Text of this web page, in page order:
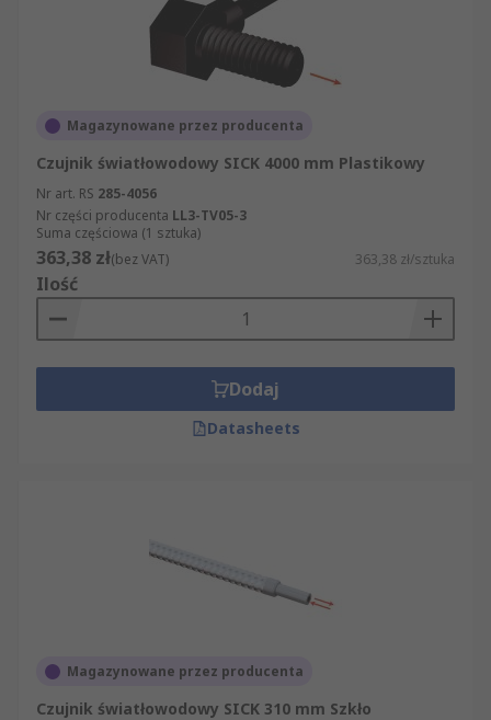
Magazynowane przez producenta
Czujnik światłowodowy SICK 4000 mm Plastikowy
Nr art. RS 285-4056
Nr części producenta LL3-TV05-3
Suma częściowa (1 sztuka)
363,38 zł(bez VAT) 363,38 zł/sztuka
Ilość
Dodaj
Datasheets
Magazynowane przez producenta
Czujnik światłowodowy SICK 310 mm Szkło